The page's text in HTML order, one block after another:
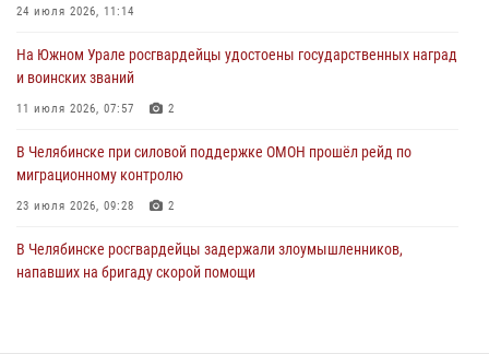
30 июля 2026, 10:53
24 июля 2026, 11:14
На Южном Урале росгвардейцы удостоены государственных наград
и воинских званий
11 июля 2026, 07:57 2
В Челябинске при силовой поддержке ОМОН прошёл рейд по
миграционному контролю
23 июля 2026, 09:28 2
В Челябинске росгвардейцы задержали злоумышленников,
напавших на бригаду скорой помощи